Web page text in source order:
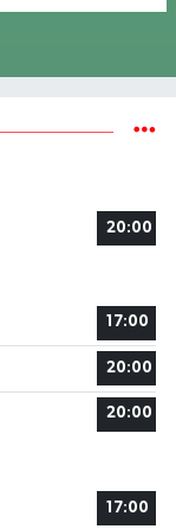
20:00
17:00
20:00
20:00
17:00